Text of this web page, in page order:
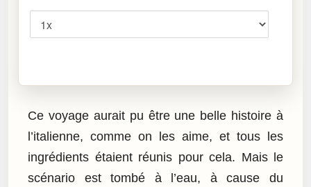
Ce voyage aurait pu être une belle histoire à
l’italienne, comme on les aime, et tous les
ingrédients étaient réunis pour cela. Mais le
scénario est tombé à l’eau, à cause du